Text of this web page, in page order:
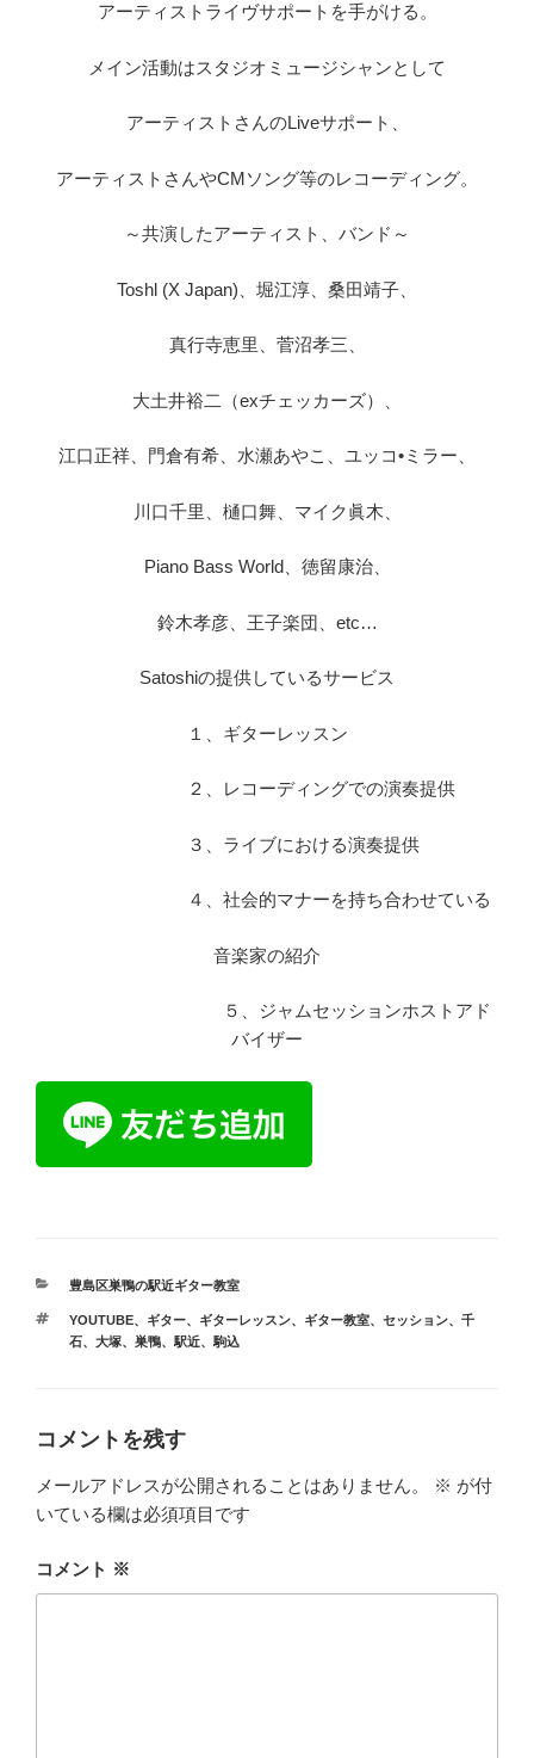
アーティストライヴサポートを手がける。
メイン活動はスタジオミュージシャンとして
アーティストさんのLiveサポート、
アーティストさんやCMソング等のレコーディング。
～共演したアーティスト、バンド～
Toshl (X Japan)、堀江淳、桑田靖子、
真行寺恵里、菅沼孝三、
大土井裕二（exチェッカーズ）、
江口正祥、門倉有希、水瀬あやこ、ユッコ•ミラー、
川口千里、樋口舞、マイク眞木、
Piano Bass World、徳留康治、
鈴木孝彦、王子楽団、etc…
Satoshiの提供しているサービス
１、ギターレッスン
２、レコーディングでの演奏提供
３、ライブにおける演奏提供
４、社会的マナーを持ち合わせている
音楽家の紹介
５、ジャムセッションホストアド
バイザー
カ
ゴ
リ
豊島区巣鴨の駅近ギター教室
タ
グ
YOUTUBE、 ギター、 ギターレッスン、 ギター教室、 セッション、 千
石、 大塚、 巣鴨、 駅近、 駒込
コメントを残す
メールアドレスが公開されることはありません。 ※ が付
いている欄は必須項目です
コメント ※